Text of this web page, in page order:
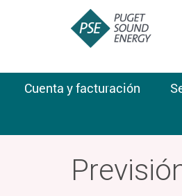
Cuenta y facturación